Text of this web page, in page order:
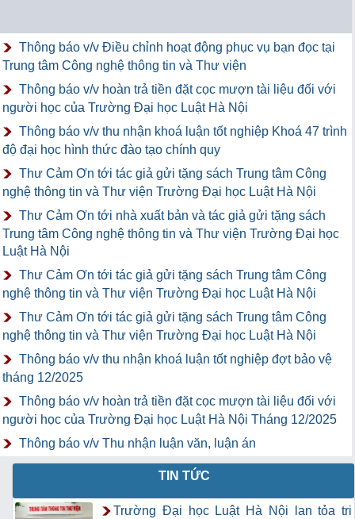
Thông báo v/v Điều chỉnh hoạt động phục vụ bạn đọc tại
Trung tâm Công nghệ thông tin và Thư viện
Thông báo v/v hoàn trả tiền đặt cọc mượn tài liệu đối với
người học của Trường Đại học Luật Hà Nội
Thông báo v/v thu nhận khoá luận tốt nghiệp Khoá 47 trình
độ đại học hình thức đào tạo chính quy
Thư Cảm Ơn tới tác giả gửi tặng sách Trung tâm Công
nghệ thông tin và Thư viện Trường Đại học Luật Hà Nội
Thư Cảm Ơn tới nhà xuất bản và tác giả gửi tặng sách
Trung tâm Công nghệ thông tin và Thư viện Trường Đại học
Luật Hà Nội
Thư Cảm Ơn tới tác giả gửi tặng sách Trung tâm Công
nghệ thông tin và Thư viện Trường Đại học Luật Hà Nội
Thư Cảm Ơn tới tác giả gửi tặng sách Trung tâm Công
nghệ thông tin và Thư viện Trường Đại học Luật Hà Nội
Thông báo v/v thu nhận khoá luận tốt nghiệp đợt bảo vệ
tháng 12/2025
Thông báo v/v hoàn trả tiền đặt cọc mượn tài liệu đối với
người học của Trường Đại học Luật Hà Nội Tháng 12/2025
Thông báo v/v Thu nhận luận văn, luận án
TIN TỨC
Trường Đại học Luật Hà Nội lan tỏa tri